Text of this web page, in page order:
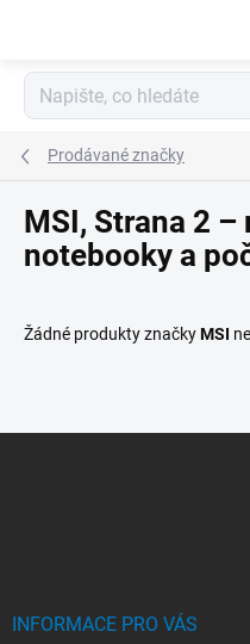
Prodávané značky
MSI, Strana 2 –
notebooky a
Žádné produkty značkyMSI
INFORMACE PRO VÁS